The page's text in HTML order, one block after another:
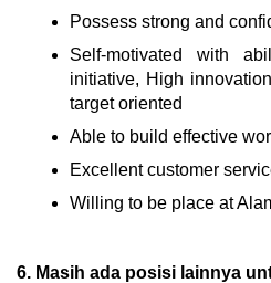
Possess strong and
Self-motivated with
initiative, High
target oriented
Able to build effective
Excellent customer
Willing to be place at
6. Masih ada posisi lainnya